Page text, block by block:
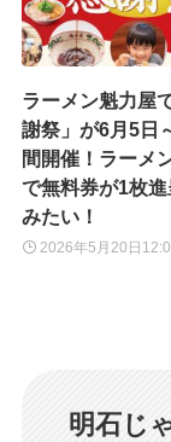
ラーメン魁力屋
謝祭」が6月5日
間開催！ラーメ
で無料券が1枚
みたい！
2026年5月20日
明石じ